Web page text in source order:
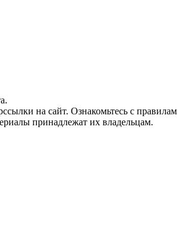
на сайт. Ознакомьтесь с
принадлежат их владельцам.